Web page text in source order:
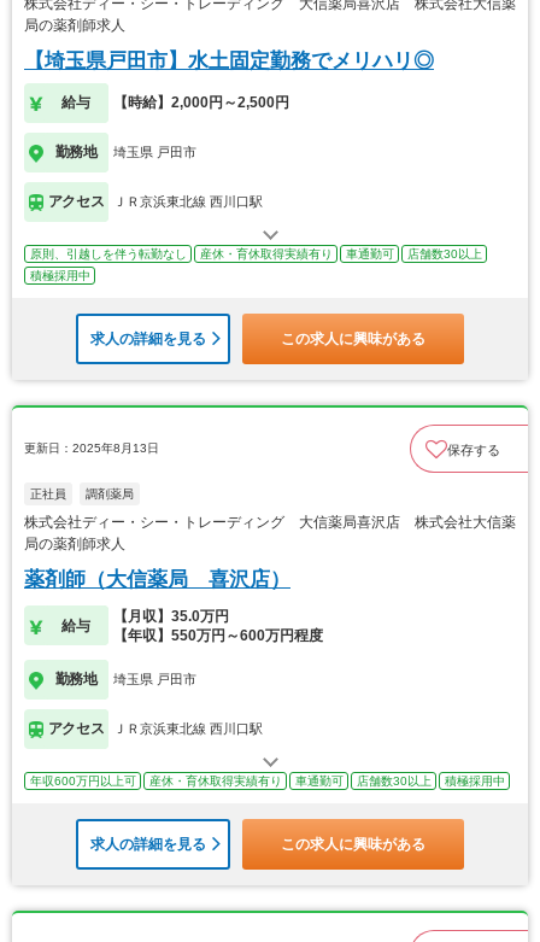
局の薬剤師求人
【埼玉県戸田市】水土固定勤務でメリハリ◎
給与 【時給】2,000円～2,500円
勤務地 埼玉県 戸田市
アクセス ＪＲ京浜東北線 西川口駅
原則、引越しを伴う転勤なし 産休・育休取得実績有り 車通勤可
店舗数30以上
積極採用中
求人の詳細を見る この求人に興味がある
更新日：2025年8月13日 保存する
正社員 調剤薬局
株式会社ディー・シー・トレーディング 大信薬局喜沢店 株式会社大信薬
局の薬剤師求人
薬剤師（大信薬局 喜沢店）
給与
【月収】35.0万円
【年収】550万円～600万円程度
勤務地 埼玉県 戸田市
アクセス ＪＲ京浜東北線 西川口駅
年収600万円以上可 産休・育休取得実績有り 車通勤可 店舗数30以上 積極採用中
求人の詳細を見る この求人に興味がある